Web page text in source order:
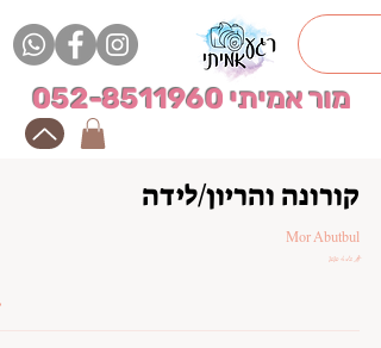
מור אמיתי 052-8511960
קורונה והריון/לידה
Mor Abutbul
17 במאי 2020